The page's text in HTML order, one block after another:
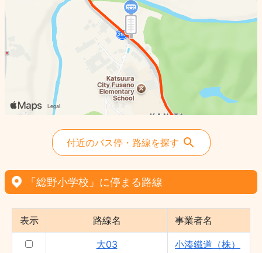
付近のバス停・路線を探す
「総野小学校」に停まる路線
表示 路線名 事業者名
大03 小湊鐵道（株）